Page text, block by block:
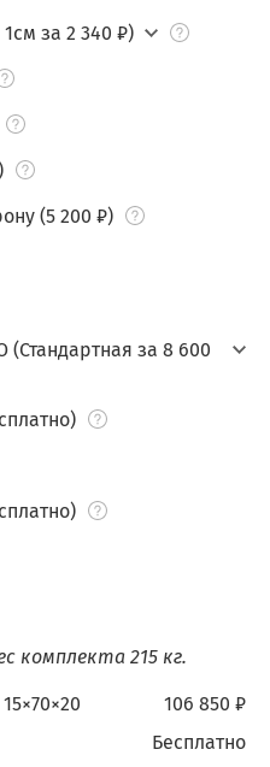
за 2 340 ₽)
(5 200 ₽)
(Стандартная за 8 600
комплекта 215 кг.
106 850 ₽
бесплатно